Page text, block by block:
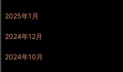
2025年1月
2024年12月
2024年10月